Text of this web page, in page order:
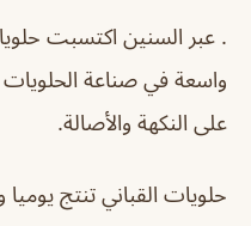
. عبر السنين اكتسبت
واسعة في صناعة الحلويات
على النكهة والأصالة.
حلويات القباني تنتج